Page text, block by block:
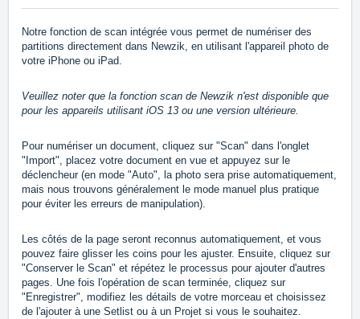
Notre fonction de scan intégrée vous permet de numériser des
partitions directement dans Newzik, en utilisant l'appareil photo de
votre iPhone ou iPad.
Veuillez noter que la fonction scan de Newzik n'est disponible que
pour les appareils utilisant iOS 13 ou une version ultérieure.
Pour numériser un document, cliquez sur "Scan" dans l'onglet
"Import", placez votre document en vue et appuyez sur le
déclencheur (en mode "Auto", la photo sera prise automatiquement,
mais nous trouvons généralement le mode manuel plus pratique
pour éviter les erreurs de manipulation).
Les côtés de la page seront reconnus automatiquement, et vous
pouvez faire glisser les coins pour les ajuster. Ensuite, cliquez sur
"Conserver le Scan" et répétez le processus pour ajouter d'autres
pages. Une fois l'opération de scan terminée, cliquez sur
"Enregistrer", modifiez les détails de votre morceau et choisissez
de l'ajouter à une Setlist ou à un Projet si vous le souhaitez.